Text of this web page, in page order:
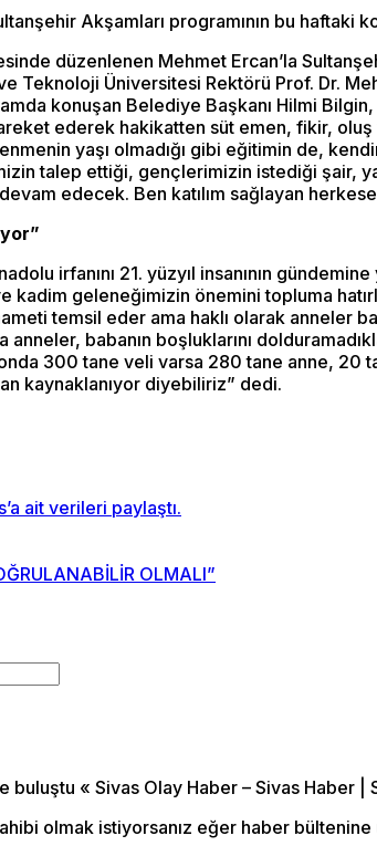
Akşamları programının bu haftaki
düzenlenen Mehmet Ercan’la
Teknoloji Üniversitesi Rektörü Prof. Dr.
konuşan Belediye Başkanı Hilmi
ederek hakikatten süt emen, fikir,
yaşı olmadığı gibi eğitimin de,
talep ettiği, gençlerimizin istediği şair,
edecek. Ben katılım sağlayan
irfanını 21. yüzyıl insanının
kadim geleneğimizin önemini topluma
temsil eder ama haklı olarak anneler
babanın boşluklarını
300 tane veli varsa 280 tane anne, 20
kaynaklanıyor diyebiliriz” dedi.
ait verileri paylaştı.
OLMALI”
olmak istiyorsanız eğer haber bültenine